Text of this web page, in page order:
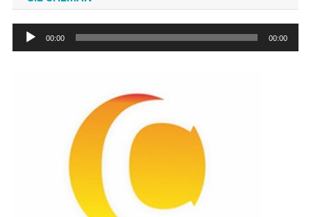
Tocador
de
00:00 00:00